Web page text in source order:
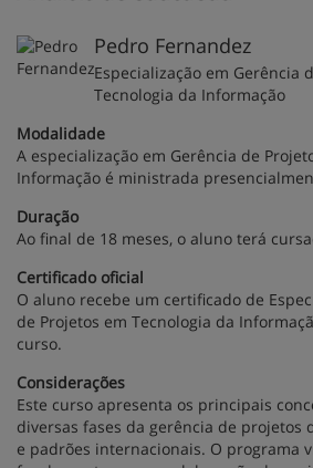
Pedro Fernandez
Especialização em Gerência
Tecnologia da Informação
Modalidade
A especialização em Gerência de
Informação é ministrada
Duração
Ao final de 18 meses, o aluno terá
Certificado oficial
O aluno recebe um certificado de
de Projetos em Tecnologia da
curso.
Considerações
Este curso apresenta os principais
diversas fases da gerência de projetos
e padrões internacionais. O programa